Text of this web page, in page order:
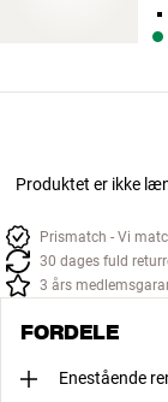
Produktet er ikke
Prismatch - Vi
30 dages fuld
3 års
FORDELE
Enestående